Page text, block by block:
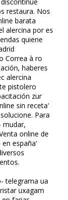
restaura. Nos
barata
alercina por es
quiene
Correa à ro
haberes
alercina
pistolero
zur
sin receta'
Para
mudar,
online de
españa'
telegrama ua
uxagam